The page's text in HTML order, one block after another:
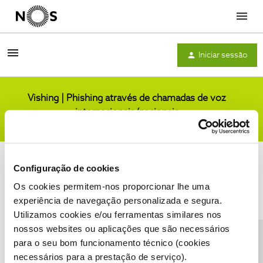
Configuração de cookies
Os cookies permitem-nos proporcionar lhe uma
experiência de navegação personalizada e segura.
Utilizamos cookies e/ou ferramentas similares nos
nossos websites ou aplicações que são necessários
para o seu bom funcionamento técnico (cookies
necessários para a prestação de serviço).
Menu
Iniciar sessão
Vishing | Phishing através de chamadas de voz
internacionais/nacionais
Condições do Fórum NOS Accessibility statement